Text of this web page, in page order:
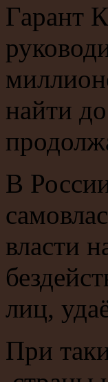
Гарант
найти
В
власти
лиц,
При